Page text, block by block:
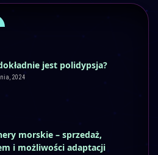
jest polidypsja?
2024
morskie – sprzedaż,
i możliwości adaptacji